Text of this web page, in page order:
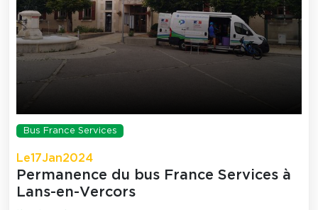
Bus France Services
Le17Jan2024
Permanence du bus France Services à
Lans-en-Vercors